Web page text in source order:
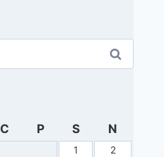
C P S N
1
2